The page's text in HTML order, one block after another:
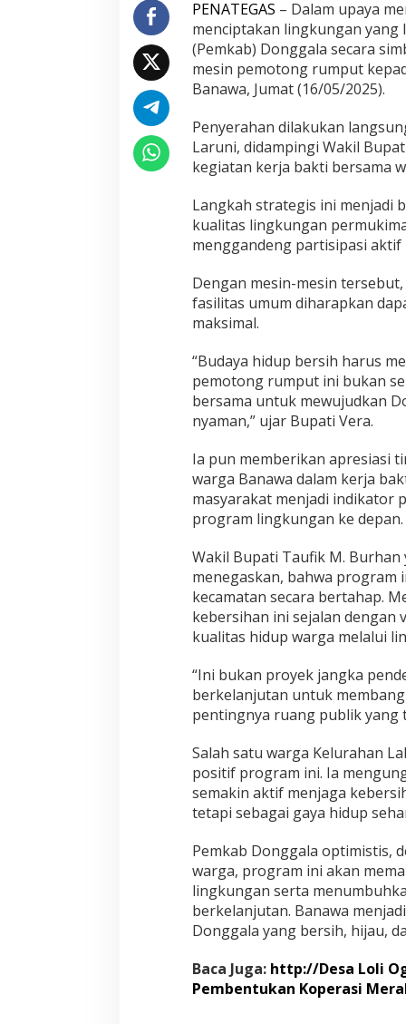
r
a
h
k
a
n
0
M
e
s
n
P
e
m
t
o
n
g
u
m
p
u
PENATEGAS – Dalam upaya
menciptakan lingkungan
(Pemkab) Donggala secara
mesin pemotong rumput
Banawa, Jumat (16/05/2025).
Penyerahan dilakukan
Laruni, didampingi Wakil
kegiatan kerja bakti bersama
Langkah strategis ini menjadi
kualitas lingkungan
menggandeng partisipasi aktif
Dengan mesin-mesin
fasilitas umum diharapkan
maksimal.
“Budaya hidup bersih harus
pemotong rumput ini bukan
bersama untuk mewujudkan
nyaman,” ujar Bupati Vera.
Ia pun memberikan apresiasi
warga Banawa dalam kerja
masyarakat menjadi indikator
program lingkungan ke depan.
Wakil Bupati Taufik M.
menegaskan, bahwa program
kecamatan secara bertahap.
kebersihan ini sejalan dengan
kualitas hidup warga melalui
“Ini bukan proyek jangka
berkelanjutan untuk
pentingnya ruang publik yang
Salah satu warga Kelurahan
positif program ini. Ia
semakin aktif menjaga
tetapi sebagai gaya hidup
Pemkab Donggala optimistis,
warga, program ini akan
lingkungan serta
berkelanjutan. Banawa
Donggala yang bersih, hijau,
Baca Juga: http://Desa Loli
Pembentukan Koperasi